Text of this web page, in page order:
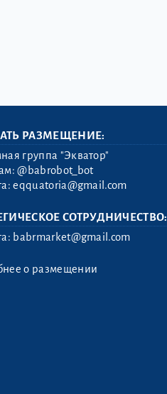
РАЗМЕЩЕНИЕ:
группа "Экватор"
@babrobot_bot
eqquatoria@gmail.com
СОТРУДНИЧЕСТВО:
babrmarket@gmail.com
о размещении